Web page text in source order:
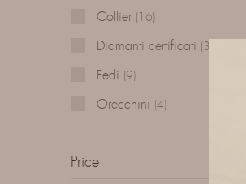
Collier 16
Diamanti certificati 33
Fedi 9
Orecchini 4
Price